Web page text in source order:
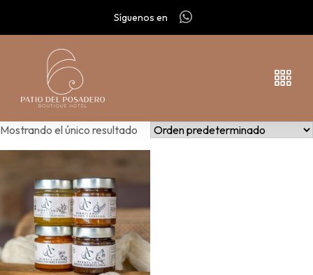
Síguenos en
Mostrando el único resultado